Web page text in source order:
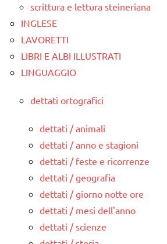
scrittura e lettura steineriana
INGLESE
LAVORETTI
LIBRI E ALBI ILLUSTRATI
LINGUAGGIO
dettati ortografici
dettati / animali
dettati / anno e stagioni
dettati / feste e ricorrenze
dettati / geografia
dettati / giorno notte ore
dettati / mesi dell'anno
dettati / scienze